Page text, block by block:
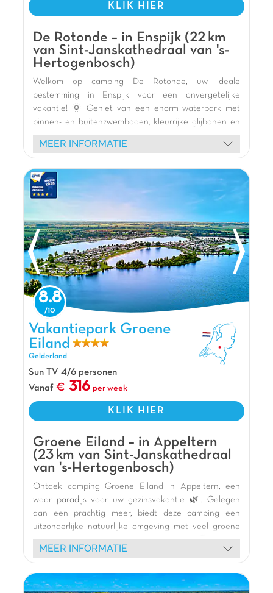
KLIK HIER
De Rotonde – in Enspijk (22 km
van Sint-Janskathedraal van 's-
Hertogenbosch)
Welkom op camping De Rotonde, uw ideale
bestemming in Enspijk voor een onvergetelijke
vakantie! 🌞 Geniet van een enorm waterpark met
binnen- en buitenzwembaden, kleurrijke glijbanen en
waterspellen voor alle leeftijden. Sensatiezoekers
zullen dol zijn op het opblaasbare waterpark Wibit op
paddleboarden, vissen. 🚣‍♀️
Onze comfortabele stacaravans, sommige met uitzicht
op het meer, bieden u een natuurlijke en ontspannen
omgeving. Kinderen vermaken zich in de thematische
speeltuinen (piraten, gigantische schommels) en met
onze dynamische animatoren en mascottes. 🎢
Ontdek schuimparty's, sportieve en creatieve
activiteiten.
Geniet van heerlijke maaltijden in het restaurant met
uitzicht op het meer. 🍽️ Verken de omgeving op de
fiets of bezoek het majestueuze kasteel Slot
Loevestein en de charmante stad Den Bosch. 🏰
Camping De Rotonde staat garant voor plezier en
ontspanning met het hele gezin! 🏕️
De mening van Jasmijn
De Rotonde is een vakantiepark omringd
door water, dus aan waterpret geen gebrek met
ligt het vakantiepark op een zeer gunstige
locatie in de Betuwe, met steden als Den Bosch
en Utrecht binnen handbereik.
Pluspunten
Zwemmeer
MEER INFORMATIE
Vakantiepark Groene Eiland, Vakantiepark Gelderland
8.8
Vakantiepark Groene
Eiland
Gelderland
Sun TV 4/6 personen
Vanaf
316 per week
KLIK HIER
Groene Eiland – in Appeltern
(23 km van Sint-Janskathedraal
van 's-Hertogenbosch)
Ontdek camping Groene Eiland in Appeltern, een
waar paradijs voor uw gezinsvakantie 🌿. Gelegen
aan een prachtig meer, biedt deze camping een
uitzonderlijke natuurlijke omgeving met veel groene
staanplaatsen en prachtige zandstranden 🏖️. Geniet
van een veelvoud aan watersportactiviteiten 🏊:
verfrissende zwempartijen. Kinderen zullen dol zijn op
MEER INFORMATIE